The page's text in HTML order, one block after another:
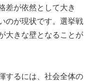
差が依然として大き
のが現状です。選挙戦
大きな壁となることが
するには、社会全体の